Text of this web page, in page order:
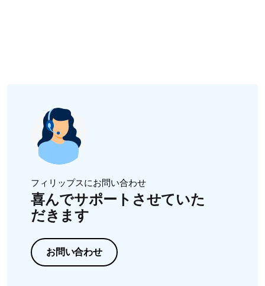
フィリップスにお問い合わせ
喜んでサポートさせていた
だきます
お問い合わせ